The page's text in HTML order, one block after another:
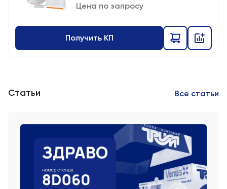
Цена по запросу
Получить КП
Статьи Все статьи